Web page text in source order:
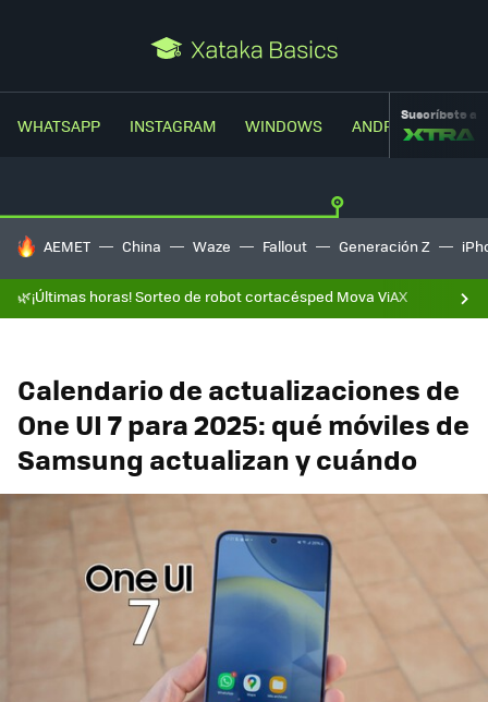
WHATSAPP INSTAGRAM WINDOWS ANDROIDSuscríbete a
HOY SE HABLA DE
AEMET China Waze Fallout Generación Z
🌿¡Últimas horas! Sorteo de robot cortacésped Mova ViAX
Calendario de actualizaciones de
One UI 7 para 2025: qué móviles de
Samsung actualizan y cuándo